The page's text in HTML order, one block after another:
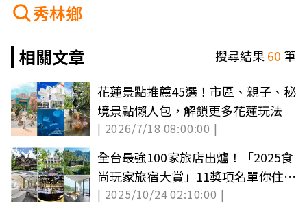
秀林鄉
相關文章
搜尋結果60筆
花蓮景點推薦45選！市區、親子、秘
境景點懶人包，解鎖更多花蓮玩法
| 2026/7/18 08:00:00 |
全台最強100家旅店出爐！「2025食
尚玩家旅宿大賞」11獎項名單你住過
幾間？（中獎公布）
| 2025/10/24 02:10:00 |